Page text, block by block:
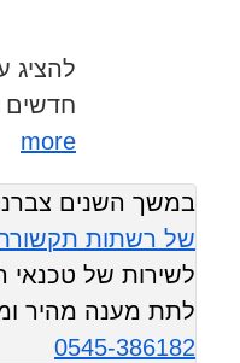
ר
ד
י
ט
ל
י
מ
ק
י
ם
ל
מ
להציג
more
נ
י
י
ת
במשך השנים צברנו
של רשתות
לשירות של
לתת מענה מהיר
0545-386182